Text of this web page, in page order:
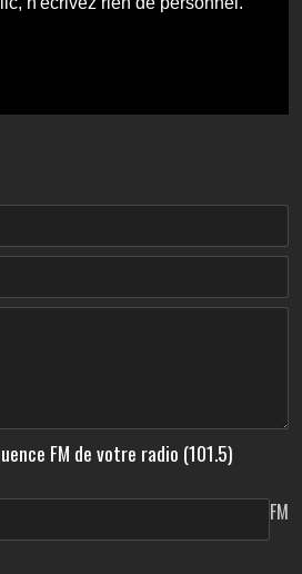
FM de votre radio (101.5)
FM